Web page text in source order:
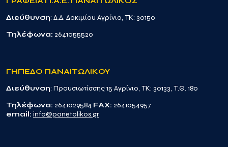
Διεύθυνση: Δ.Δ. Δοκιμίου Αγρίνιο, TK: 30150
Τηλέφωνα: 2641055520
ΓΗΠΕΔΟ ΠΑΝΑΙΤΩΛΙΚΟΥ
Διεύθυνση: Προυσιωτίσσης 15 Αγρίνιο, TK: 30133, Τ.Θ. 180
Τηλέφωνα: 2641029584 FAX: 2641054957
email: info@panetolikos.gr